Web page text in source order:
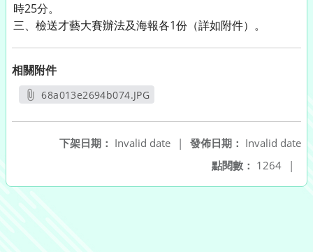
時25分。
三、檢送才藝大賽辦法及海報各1份（詳如附件）。
相關附件
68a013e2694b074.JPG
發佈日期： Invalid date
下架日期： Invalid date
|
點閱數： 1264 |